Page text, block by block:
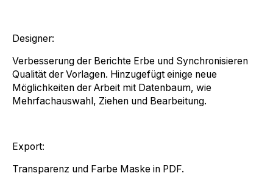
Designer:
Verbesserung der Berichte Erbe und Synchronisieren
Qualität der Vorlagen. Hinzugefügt einige neue
Möglichkeiten der Arbeit mit Datenbaum, wie
Mehrfachauswahl, Ziehen und Bearbeitung.
Export:
Transparenz und Farbe Maske in PDF.